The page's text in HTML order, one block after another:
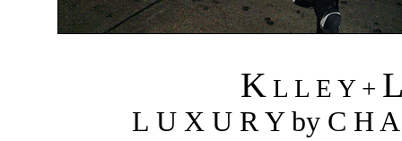
K L L E Y +
L U X U R Y by C H